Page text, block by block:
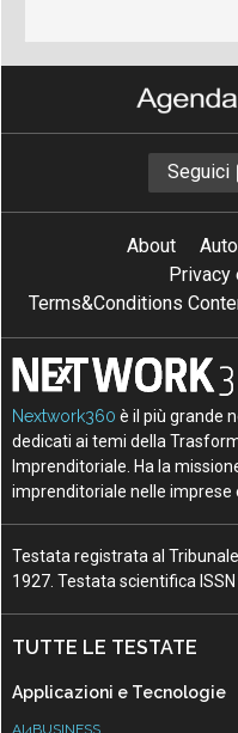
Seguici
About
Privacy
Terms&Conditions
Nextwork360 è il più grande
dedicati ai temi della
Imprenditoriale. Ha la
imprenditoriale nelle imprese
Testata registrata al
1927. Testata scientifica
TUTTE LE TESTATE
Applicazioni e Tecnologie
AI4BUSINESS